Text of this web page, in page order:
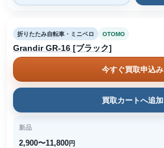
折りたたみ自転車・ミニベロ OTOMO
Grandir GR-16 [ブラック]
今すぐ買取申込み
買取カートへ追加
新品
2,900〜11,800円